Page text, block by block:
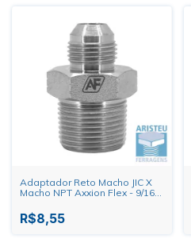
Adaptador Reto Macho JIC X
Macho NPT Axxion Flex - 9/16"
R$8,55